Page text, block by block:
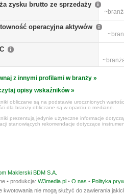
zysku brutto ze sprzedaży
operacyjna aktywów
z innymi profilami w branży »
opisy wskaźników »
obliczane są na podstawie urocznionych
dla branży obliczane są w oparciu o medianę.
prezentują jedynie użyteczne informacje
stanowiących rekomendacje dotyczące
Maklerski BDM S.A.
• produkcja: W3media.pl • O nas • Polityka
kwotowania nie mogą służyć do zawierania